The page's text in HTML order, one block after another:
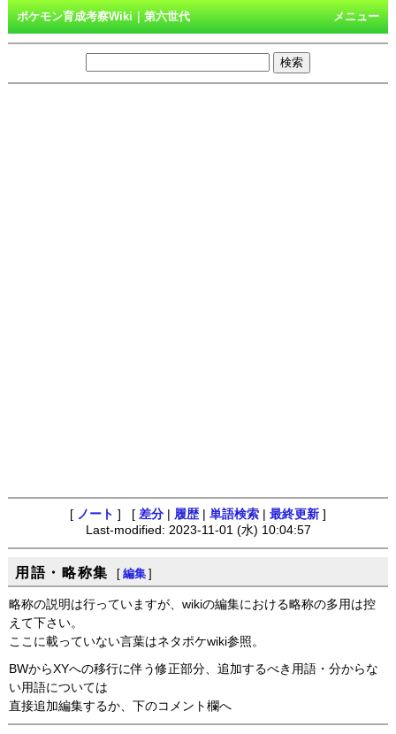
メニュー
ポケモン育成考察Wiki｜第六世代
[ ノート ] [ 差分 履歴 単語検索 最終更新 ]
Last-modified: 2023-11-01 (水) 10:04:57
用語・略称集 [ 編集 ]
略称の説明は行っていますが、wikiの編集における略称の多用は控
えて下さい。
ここに載っていない言葉はネタポケwiki参照。
BWからXYへの移行に伴う修正部分、追加するべき用語・分からな
い用語については
直接追加編集するか、下のコメント欄へ